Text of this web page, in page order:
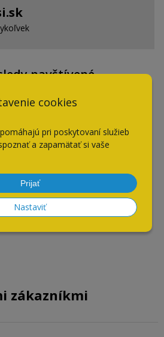
cookies
pri poskytovaní služieb
a zapamätať si vaše
Prijať
Nastaviť
navštívené
zákazníkmi